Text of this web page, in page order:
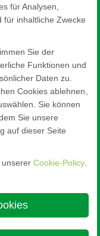
für Analysen,
für inhaltliche Zwecke
Sie der
Funktionen und
Daten zu.
Cookies ablehnen,
Sie können
Sie unsere
auf dieser Seite
unsererCookie-Policy.